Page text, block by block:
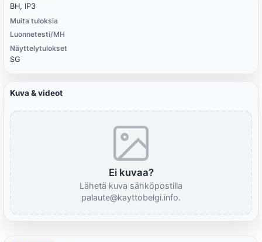
BH, IP3
Muita tuloksia
Luonnetesti/MH
Näyttelytulokset
SG
Kuva & videot
Ei kuvaa?
Lähetä kuva sähköpostilla
palaute@kayttobelgi.info.